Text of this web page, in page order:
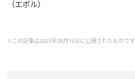
（エボル）
※この記事は2025年08月16日に公開されたものです